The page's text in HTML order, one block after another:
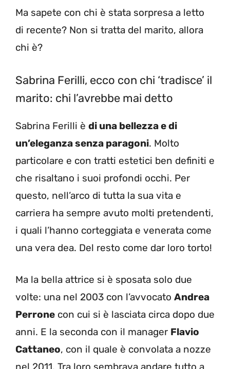
Ma sapete con chi è stata sorpresa a letto
di recente? Non si tratta del marito, allora
chi è?
Sabrina Ferilli, ecco con chi ‘tradisce’ il
marito: chi l’avrebbe mai detto
Sabrina Ferilli è di una bellezza e di
un’eleganza senza paragoni. Molto
particolare e con tratti estetici ben definiti e
che risaltano i suoi profondi occhi. Per
questo, nell’arco di tutta la sua vita e
carriera ha sempre avuto molti pretendenti,
i quali l’hanno corteggiata e venerata come
una vera dea. Del resto come dar loro torto!
Ma la bella attrice si è sposata solo due
volte: una nel 2003 con l’avvocato Andrea
Perrone con cui si è lasciata circa dopo due
anni. E la seconda con il manager Flavio
Cattaneo, con il quale è convolata a nozze